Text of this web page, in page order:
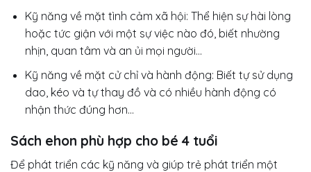
Kỹ năng về mặt tình cảm xã hội: Thể hiện sự hài lòng
hoặc tức giận với một sự việc nào đó, biết nhường
nhịn, quan tâm và an ủi mọi người…
Kỹ năng về mặt cử chỉ và hành động: Biết tự sử dụng
dao, kéo và tự thay đồ và có nhiều hành động có
nhận thức đúng hơn…
Sách ehon phù hợp cho bé 4 tuổi
Để phát triển các kỹ năng và giúp trẻ phát triển một